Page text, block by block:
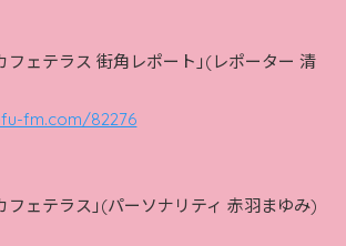
フェテラス 街角レポート｣(レポーター 清
fm.com/82276
フェテラス｣(パーソナリティ 赤羽まゆみ)